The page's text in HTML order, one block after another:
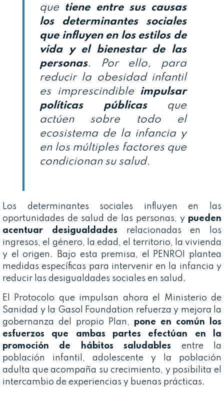
que tiene entre sus causas
los determinantes sociales
que influyen en los estilos de
vida y el bienestar de las
personas. Por ello, para
reducir la obesidad infantil
es imprescindible impulsar
políticas públicasque
actúen sobre todo el
ecosistema de la infancia y
en los múltiples factores que
condicionan su salud.
Los determinantes sociales influyen en las
oportunidades de salud de las personas, y pueden
acentuar desigualdades relacionadas en los
ingresos, el género, la edad, el territorio, la vivienda
y el origen. Bajo esta premisa, el PENROI plantea
medidas específicas para intervenir en la infancia y
reducir las desigualdades sociales en salud.
El Protocolo que impulsan ahora el Ministerio de
Sanidad y la Gasol Foundation refuerza y mejora la
gobernanza del propio Plan, pone en común los
esfuerzos que ambas partes efectúan en la
promoción de hábitos saludables entre la
población infantil, adolescente y la población
adulta que acompaña su crecimiento, y posibilita el
intercambio de experiencias y buenas prácticas.